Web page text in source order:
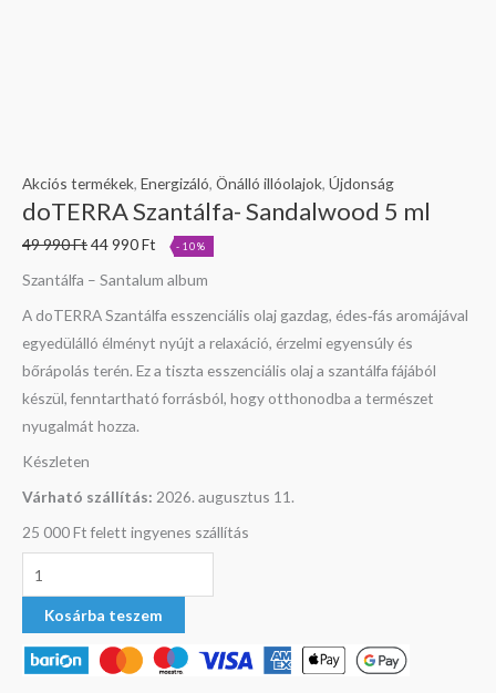
Akciós termékek, Energizáló, Önálló illóolajok, Újdonság
doTERRA Szantálfa- Sandalwood 5 ml
49 990Ft44 990Ft -10%
Szantálfa – Santalum album
A doTERRA Szantálfa esszenciális olaj gazdag, édes‑fás aromájával
egyedülálló élményt nyújt a relaxáció, érzelmi egyensúly és
bőrápolás terén. Ez a tiszta esszenciális olaj a szantálfa fájából
készül, fenntartható forrásból, hogy otthonodba a természet
nyugalmát hozza.
Készleten
Várható szállítás: 2026. augusztus 11.
25 000 Ft felett ingyenes szállítás
Kosárba teszem